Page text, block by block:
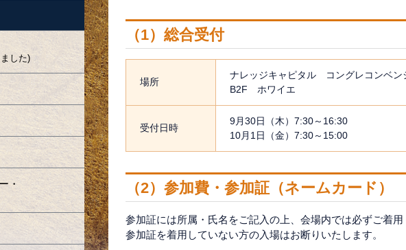
した)
・
（1）総合受付
場所
ナレッジキャピタル コングレコンベン
B2F ホワイエ
受付日時
9月30日（木）7:30～16:30
10月1日（金）7:30～15:00
（2）参加費・参加証（ネームカード）
参加証には所属・氏名をご記入の上、会場内では必ずご着
参加証を着用していない方の入場はお断りいたします。